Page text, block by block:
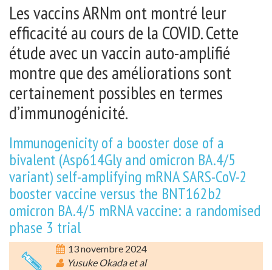
Les vaccins ARNm ont montré leur
efficacité au cours de la COVID. Cette
étude avec un vaccin auto-amplifié
montre que des améliorations sont
certainement possibles en termes
d’immunogénicité.
Immunogenicity of a booster dose of a
bivalent (Asp614Gly and omicron BA.4/5
variant) self-amplifying mRNA SARS-CoV-2
booster vaccine versus the BNT162b2
omicron BA.4/5 mRNA vaccine: a randomised
phase 3 trial
13 novembre 2024
Yusuke Okada et al